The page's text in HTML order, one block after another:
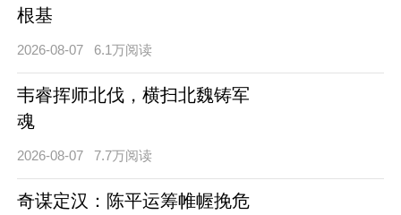
根基
2026-08-07 6.1万阅读
韦睿挥师北伐，横扫北魏铸军
魂
2026-08-07 7.7万阅读
奇谋定汉：陈平运筹帷幄挽危